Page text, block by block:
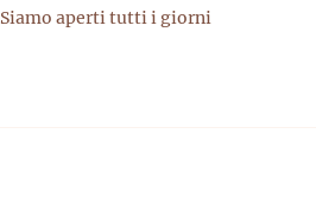
Siamo aperti tutti i giorni